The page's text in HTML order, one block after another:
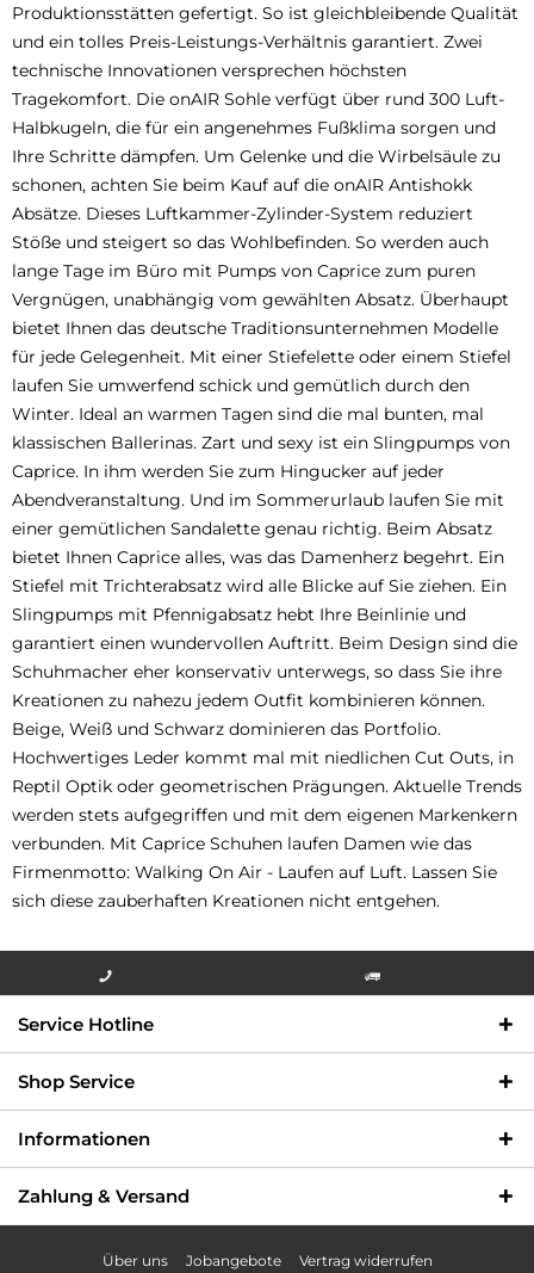
Produktionsstätten gefertigt. So ist gleichbleibende Qualität
und ein tolles Preis-Leistungs-Verhältnis garantiert. Zwei
technische Innovationen versprechen höchsten
Tragekomfort. Die onAIR Sohle verfügt über rund 300 Luft-
Halbkugeln, die für ein angenehmes Fußklima sorgen und
Ihre Schritte dämpfen. Um Gelenke und die Wirbelsäule zu
schonen, achten Sie beim Kauf auf die onAIR Antishokk
Absätze. Dieses Luftkammer-Zylinder-System reduziert
Stöße und steigert so das Wohlbefinden. So werden auch
lange Tage im Büro mit Pumps von Caprice zum puren
Vergnügen, unabhängig vom gewählten Absatz. Überhaupt
bietet Ihnen das deutsche Traditionsunternehmen Modelle
für jede Gelegenheit. Mit einer Stiefelette oder einem Stiefel
laufen Sie umwerfend schick und gemütlich durch den
Winter. Ideal an warmen Tagen sind die mal bunten, mal
klassischen Ballerinas. Zart und sexy ist ein Slingpumps von
Caprice. In ihm werden Sie zum Hingucker auf jeder
Abendveranstaltung. Und im Sommerurlaub laufen Sie mit
einer gemütlichen Sandalette genau richtig. Beim Absatz
bietet Ihnen Caprice alles, was das Damenherz begehrt. Ein
Stiefel mit Trichterabsatz wird alle Blicke auf Sie ziehen. Ein
Slingpumps mit Pfennigabsatz hebt Ihre Beinlinie und
garantiert einen wundervollen Auftritt. Beim Design sind die
Schuhmacher eher konservativ unterwegs, so dass Sie ihre
Kreationen zu nahezu jedem Outfit kombinieren können.
Beige, Weiß und Schwarz dominieren das Portfolio.
Hochwertiges Leder kommt mal mit niedlichen Cut Outs, in
Reptil Optik oder geometrischen Prägungen. Aktuelle Trends
werden stets aufgegriffen und mit dem eigenen Markenkern
verbunden. Mit Caprice Schuhen laufen Damen wie das
Firmenmotto: Walking On Air - Laufen auf Luft. Lassen Sie
sich diese zauberhaften Kreationen nicht entgehen.
000
Service Hotline
Shop Service
Informationen
Zahlung & Versand
Über uns Jobangebote
Vertrag widerrufen